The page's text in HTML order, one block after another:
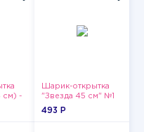
см) -
Шарик-открытка
"Звезда 45 см" №1
493 P